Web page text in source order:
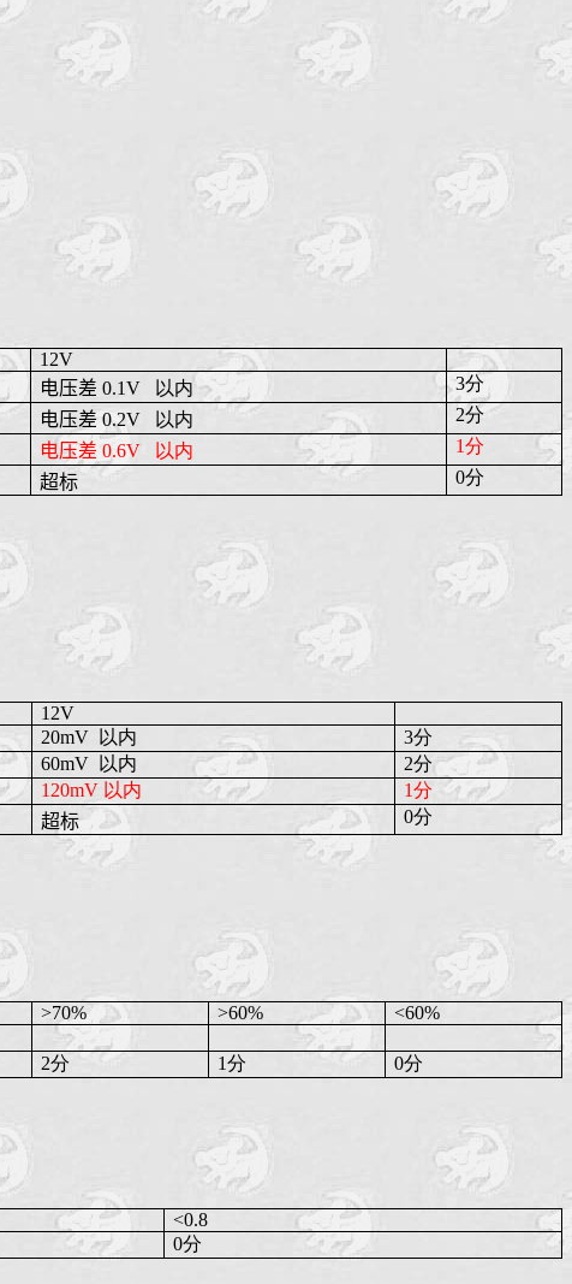
12V
电压差 0.1V 以内
3分
电压差 0.2V 以内
2分
电压差 0.6V 以内
1分
超标 0分
12V
20mV 以内
3分
60mV 以内
2分
120mV 以内
1分
超标 0分
>70% >60%
<60%
2分 1分 0分
<0.8
0分